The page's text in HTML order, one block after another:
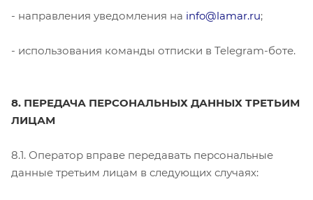
- направления уведомления на info@lamar.ru;
- использования команды отписки в Telegram-боте.
8. ПЕРЕДАЧА ПЕРСОНАЛЬНЫХ ДАННЫХ ТРЕТЬИМ
ЛИЦАМ
8.1. Оператор вправе передавать персональные
данные третьим лицам в следующих случаях: